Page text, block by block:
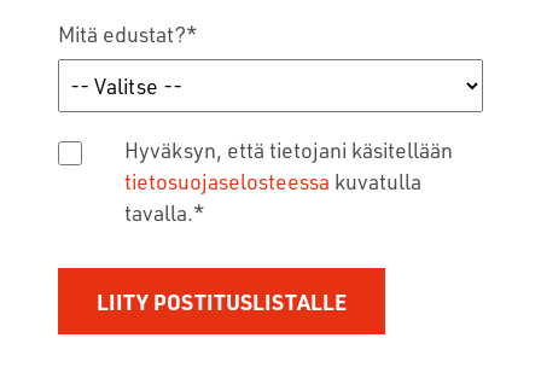
Mitä edustat?*
Hyväksyn, että tietojani käsitellään
tietosuojaselosteessa kuvatulla
tavalla.*